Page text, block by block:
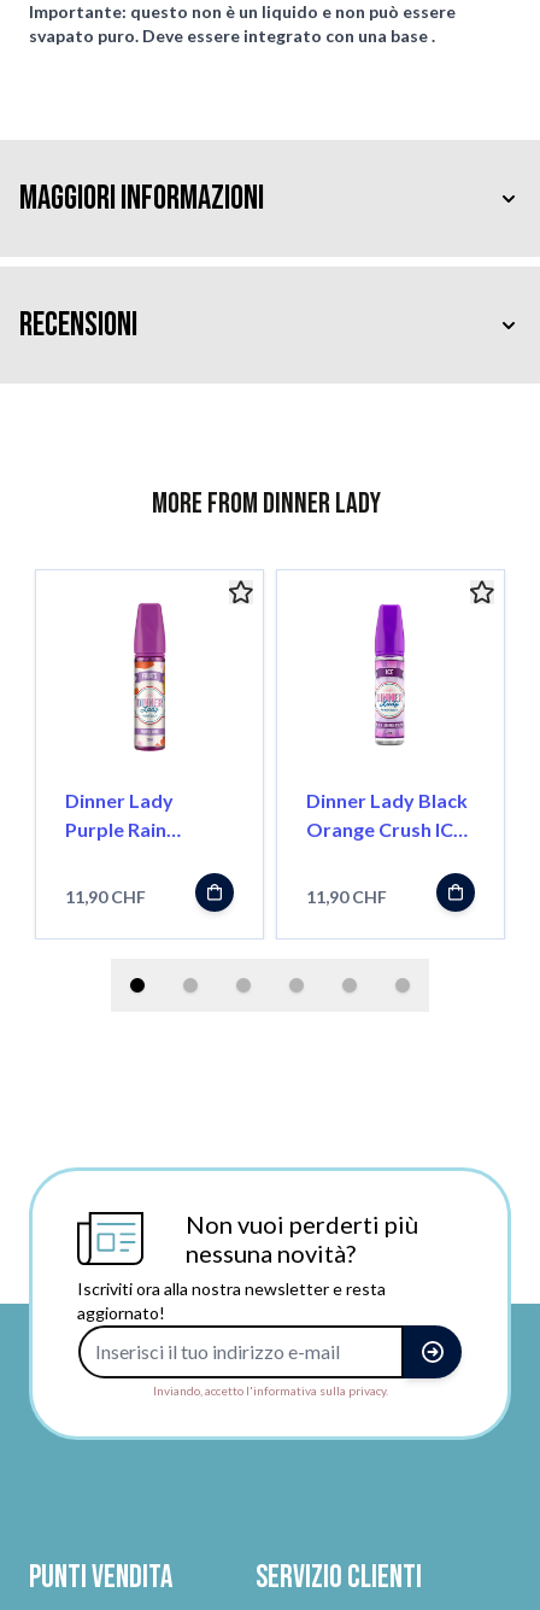
Importante: questo non è un liquido e non può essere
svapato puro. Deve essere integrato con una base .
Maggiori Informazioni
Recensioni
More from Dinner Lady
Dinner Lady
Purple Rain
11,90 CHF
Dinner Lady Black
Orange Crush ICE
11,90 CHF
Non vuoi perderti più
nessuna novità?
Iscriviti ora alla nostra newsletter e resta
aggiornato!
Inviando, accetto l'informativa sulla privacy.
Punti vendita Servizio clienti